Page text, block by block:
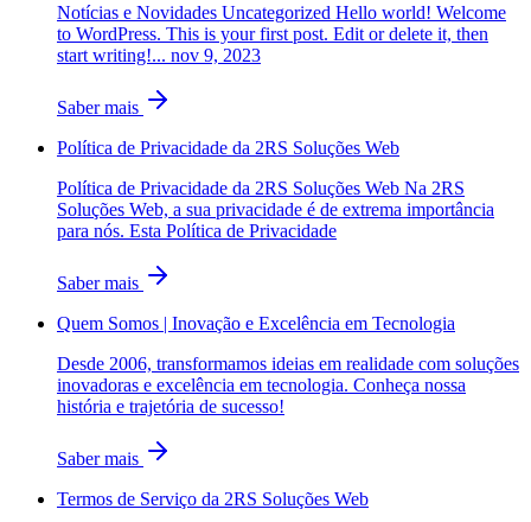
Notícias e Novidades Uncategorized Hello world! Welcome
to WordPress. This is your first post. Edit or delete it, then
start writing!... nov 9, 2023
Saber mais
Política de Privacidade da 2RS Soluções Web
Política de Privacidade da 2RS Soluções Web Na 2RS
Soluções Web, a sua privacidade é de extrema importância
para nós. Esta Política de Privacidade
Saber mais
Quem Somos | Inovação e Excelência em Tecnologia
Desde 2006, transformamos ideias em realidade com soluções
inovadoras e excelência em tecnologia. Conheça nossa
história e trajetória de sucesso!
Saber mais
Termos de Serviço da 2RS Soluções Web